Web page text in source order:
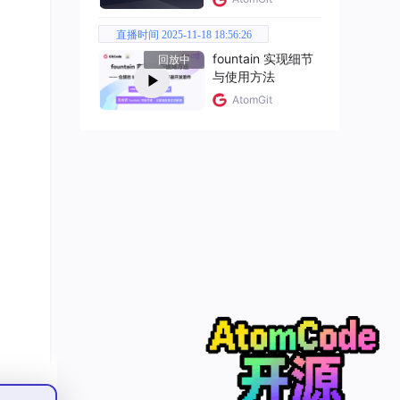
直播时间 2025-11-18 18:56:26
回放中
fountain 实现细节
与使用方法
AtomGit